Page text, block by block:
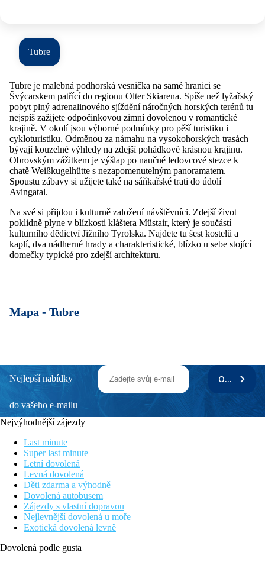
Tubre
Tubre je malebná podhorská vesnička na samé hranici se
Švýcarskem patřící do regionu Olter Skiarena. Spíše než lyžařský
pobyt plný adrenalinového sjíždění náročných horských terénů tu
nejspíš zažijete odpočinkovou zimní dovolenou v romantické
krajině. V okolí jsou výborné podmínky pro pěší turistiku i
cykloturistiku. Odměnou za námahu na vysokohorských trasách
bývají kouzelné výhledy na zdejší pohádkově krásnou krajinu.
Obrovským zážitkem je výšlap po naučné ledovcové stezce k
chatě Weißkugelhütte s nezapomenutelným panoramatem.
Spoustu zábavy si užijete také na sáňkařské trati do údolí
Avingatal.
Na své si přijdou i kulturně založení návštěvníci. Zdejší život
poklidně plyne v blízkosti kláštera Müstair, který je součástí
kulturního dědictví Jižního Tyrolska. Najdete tu šest kostelů a
kaplí, dva nádherné hrady a charakteristické, blízko u sebe stojící
domečky typické pro zdejší architekturu.
Mapa - Tubre
Nejlepší nabídky
do vašeho e-mailu
ODEBÍRAT
Nejvýhodnější zájezdy
Last minute
Super last minute
Letní dovolená
Levná dovolená
Děti zdarma a výhodně
Dovolená autobusem
Zájezdy s vlastní dopravou
Nejlevnější dovolená u moře
Exotická dovolená levně
Dovolená podle gusta